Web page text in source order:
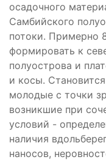
осадочного
Самбийского
потоки. Примерно
формировать к
полуострова и
и косы.
молодые с точки
возникшие при
условий -
наличия
наносов,